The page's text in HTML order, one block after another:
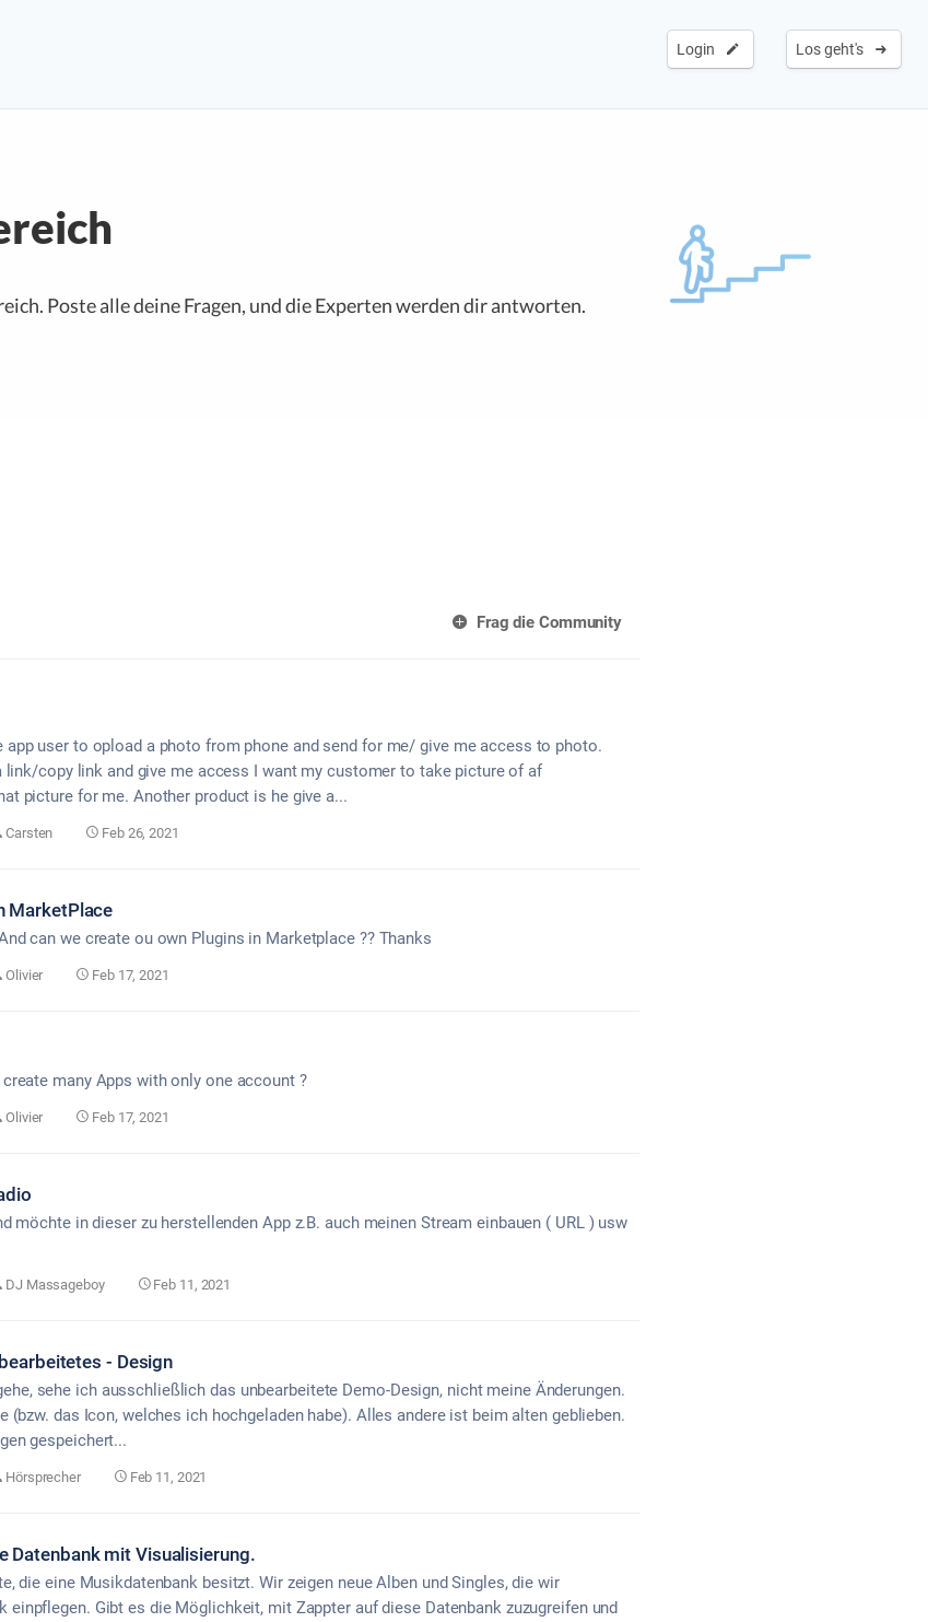
Los geht's
Login
Poste alle deine Fragen, und die Experten werden dir antworten.
Frag die Community
user to opload a photo from phone and send for me/ give me access to photo.
copy link and give me access I want my customer to take picture of af
picture for me. Another product is he give a...
Carsten Feb 26, 2021
MarketPlace
can we create ou own Plugins in Marketplace ?? Thanks
Olivier Feb 17, 2021
many Apps with only one account ?
Olivier Feb 17, 2021
möchte in dieser zu herstellenden App z.B. auch meinen Stream einbauen ( URL ) usw
DJ Massageboy Feb 11, 2021
- Design
sehe ich ausschließlich das unbearbeitete Demo-Design, nicht meine Änderungen.
(bzw. das Icon, welches ich hochgeladen habe). Alles andere ist beim alten geblieben.
gespeichert...
Hörsprecher Feb 11, 2021
Datenbank mit Visualisierung.
die eine Musikdatenbank besitzt. Wir zeigen neue Alben und Singles, die wir
einpflegen. Gibt es die Möglichkeit, mit Zappter auf diese Datenbank zuzugreifen und